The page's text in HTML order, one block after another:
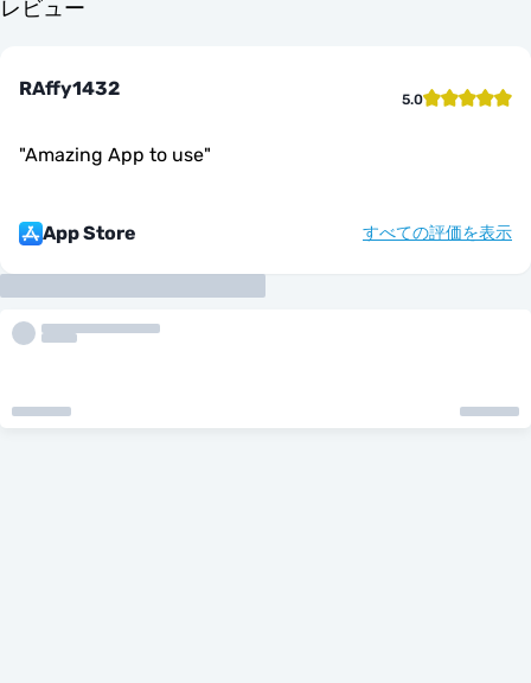
レビュー
RAffy1432 5.0
"Amazing App to use"
App Store すべての評価を表示